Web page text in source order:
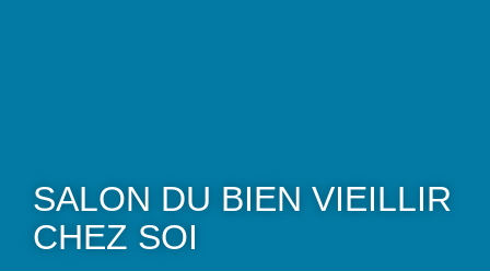
SALON DU BIEN VIEILLIR
CHEZ SOI